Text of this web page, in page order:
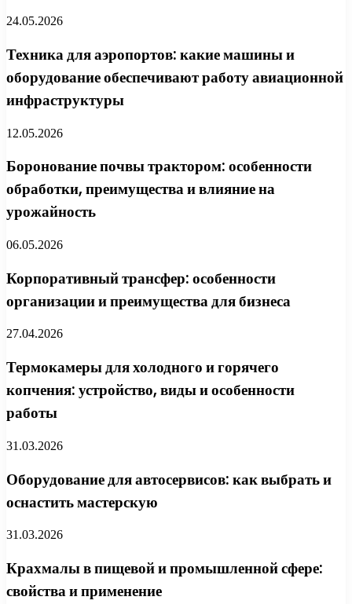
24.05.2026
Техника для аэропортов: какие машины и
оборудование обеспечивают работу авиационной
инфраструктуры
12.05.2026
Боронование почвы трактором: особенности
обработки, преимущества и влияние на
урожайность
06.05.2026
Корпоративный трансфер: особенности
организации и преимущества для бизнеса
27.04.2026
Термокамеры для холодного и горячего
копчения: устройство, виды и особенности
работы
31.03.2026
Оборудование для автосервисов: как выбрать и
оснастить мастерскую
31.03.2026
Крахмалы в пищевой и промышленной сфере:
свойства и применение